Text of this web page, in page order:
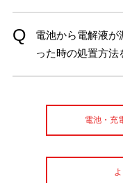
電池から電解液が
った時の処置方法
電池・充